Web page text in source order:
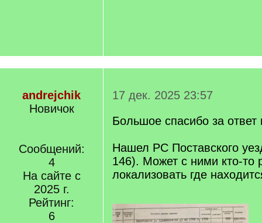
andrejchik
Новичок
Сообщений:
4
На сайте с
2025 г.
Рейтинг:
6
17 дек. 2025 23:57
Большое спасибо за ответ
Нашел РС Поставского
146). Может с ними кто-то
локализовать где